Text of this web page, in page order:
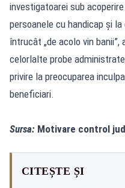
investigatoarei sub
persoanele cu handicap și
întrucât „de acolo vin
celorlalte probe
privire la preocuparea
beneficiari.
Sursa: Motivare control
CITEȘTE ȘI